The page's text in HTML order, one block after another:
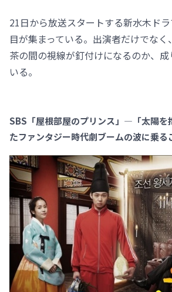
21日から放送スタートする新水木ド
目が集まっている。出演者だけでな
茶の間の視線が釘付けになるのか、
いる。
SBS「屋根部屋のプリンス」—「太陽を
たファンタジー時代劇ブームの波に乗る